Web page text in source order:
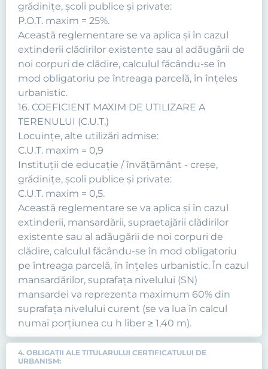
grădiniţe, şcoli publice şi private:
P.O.T. maxim = 25%.
Această reglementare se va aplica şi în cazul
extinderii clădirilor existente sau al adăugării de
noi corpuri de clădire, calculul făcându-se în
mod obligatoriu pe întreaga parcelă, în înţeles
urbanistic.
16. COEFICIENT MAXIM DE UTILIZARE A
TERENULUI (C.U.T.)
Locuinţe, alte utilizări admise:
C.U.T. maxim = 0,9
Instituţii de educaţie / învăţământ - creşe,
grădiniţe, şcoli publice şi private:
C.U.T. maxim = 0,5.
Această reglementare se va aplica şi în cazul
extinderii, mansardării, supraetajării clădirilor
existente sau al adăugării de noi corpuri de
clădire, calculul făcându-se în mod obligatoriu
pe întreaga parcelă, în înţeles urbanistic. În cazul
mansardărilor, suprafaţa nivelului (SN)
mansardei va reprezenta maximum 60% din
suprafaţa nivelului curent (se va lua în calcul
numai porţiunea cu h liber ≥ 1,40 m).
4. OBLIGAŢII ALE TITULARULUI CERTIFICATULUI DE
URBANISM: